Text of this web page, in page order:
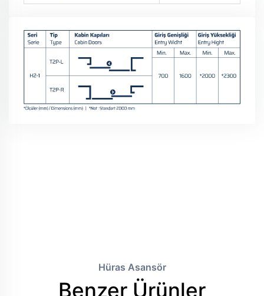
Hüras Asansör
Benzer Ürünler